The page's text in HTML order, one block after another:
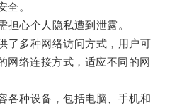
全。
心个人隐私遭到泄露。
多种网络访问方式，用户可
网络连接方式，适应不同的网
种设备，包括电脑、手机和